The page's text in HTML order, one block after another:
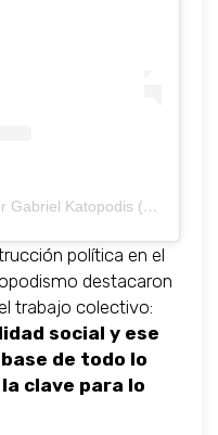
Una publicación compartida por Gabriel Katopodis (@gabriel_katopodis)
política en el
destacaron
trabajo colectivo:
social y ese
de todo lo
clave para lo